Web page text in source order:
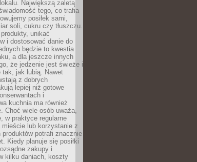
Największą zaletą
tego, co trafia
posiłek sami,
soli, cukru czy tłuszczu.
unikać
i dostosować danie do
będzie to kwestia
a dla jeszcze innych
że jedzenie jest świeże i
tak, jak lubią. Nawet
z dobrych
lepiej niż gotowe
i
kuchnia ma również
Choć wiele osób uważa,
w praktyce regularne
lub korzystanie z
potrafi znacznie
Kiedy planuje się posiłki
zakupy i
kilku daniach, koszty